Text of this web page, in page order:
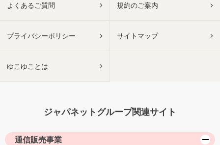
よくあるご質問 規約のご案内
プライバシーポリシー サイトマップ
ゆこゆことは
ジャパネットグループ関連サイト
通信販売事業